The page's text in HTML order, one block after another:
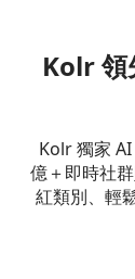
Kolr 領
Kolr 獨家
億＋即時社
紅類別、輕